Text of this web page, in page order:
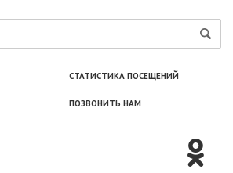
СТАТИСТИКА ПОСЕЩЕНИЙ
ПОЗВОНИТЬ НАМ